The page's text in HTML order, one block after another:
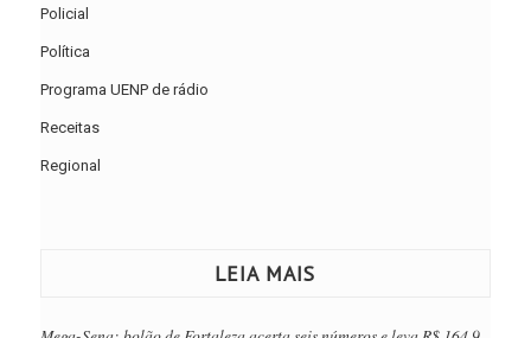
Policial
Política
Programa UENP de rádio
Receitas
Regional
LEIA MAIS